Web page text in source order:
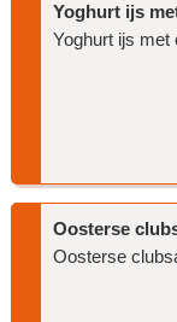
Yoghurt ijs
Yoghurt ijs met
Oosterse
Oosterse